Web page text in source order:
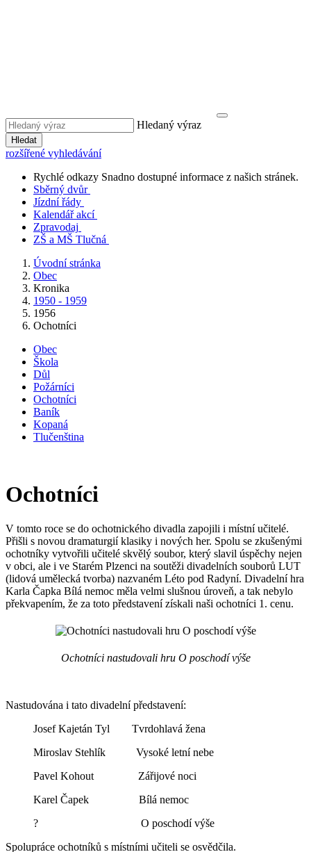
Hledaný výraz
Hledat
rozšířené vyhledávání
Rychlé odkazy Snadno dostupné informace z našich stránek.
Sběrný dvůr
Jízdní řády
Kalendář akcí
Zpravodaj
ZŠ a MŠ Tlučná
Úvodní stránka
Obec
Kronika
1950 - 1959
1956
Ochotníci
Obec
Škola
Důl
Požárníci
Ochotníci
Baník
Kopaná
Tlučenština
Ochotníci
V tomto roce se do ochotnického divadla zapojili i místní učitelé.
Přišli s novou dramaturgií klasiky i nových her. Spolu se zkušenými
ochotníky vytvořili učitelé skvělý soubor, který slavil úspěchy nejen
v obci, ale i ve Starém Plzenci na soutěži divadelních souborů LUT
(lidová umělecká tvorba) nazvaném Léto pod Radyní. Divadelní hra
Karla Čapka Bílá nemoc měla velmi slušnou úroveň, a tak nebylo
překvapením, že za toto představení získali naši ochotníci 1. cenu.
Ochotníci nastudovali hru O poschodí výše
Nastudována i tato divadelní představení:
Josef Kajetán Tyl Tvrdohlavá žena
Miroslav Stehlík Vysoké letní nebe
Pavel Kohout Zářijové noci
Karel Čapek Bílá nemoc
? O poschodí výše
Spolupráce ochotníků s místními učiteli se osvědčila.